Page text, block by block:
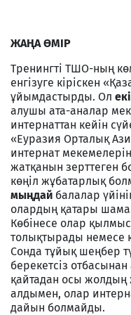
ЖАҢА ӨМІР
Тренингті ТШО-ның
енгізуге кіріскен
ұйымдастырды. Ол екі
алушы ата-аналар
интернаттан кейін
«Еуразия Орталық
интернат
жатқанын зерттеген
көңіл жұбатарлық
мыңдай балалар
олардың қатары
Көбінесе олар
толықтырады немесе
Сонда тұйық шеңбер
берекетсіз
қайтадан осы жолдың
алдымен, олар
дайын болмайды.